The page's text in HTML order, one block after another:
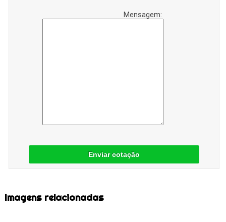
Mensagem:
Enviar cotação
Imagens relacionadas